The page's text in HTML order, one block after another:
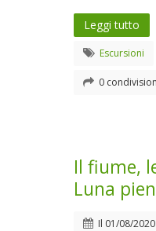
Leggi tutto
Escursioni
0
Il fiume,
Luna
Il 01/08/2020